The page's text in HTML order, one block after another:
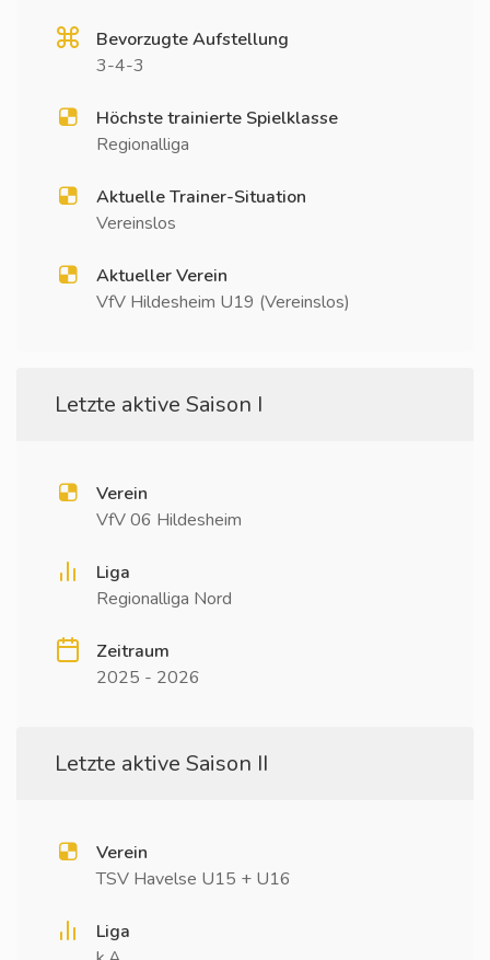
Bevorzugte Aufstellung
3-4-3
Höchste trainierte Spielklasse
Regionalliga
Aktuelle Trainer-Situation
Vereinslos
Aktueller Verein
VfV Hildesheim U19 (Vereinslos)
Letzte aktive Saison I
Verein
VfV 06 Hildesheim
Liga
Regionalliga Nord
Zeitraum
2025 - 2026
Letzte aktive Saison II
Verein
TSV Havelse U15 + U16
Liga